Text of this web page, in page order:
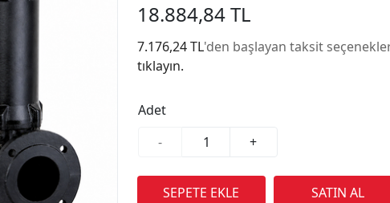
18.884,84 TL
7.176,24 TL'den başlayan taksit
tıklayın.
Adet
-
+